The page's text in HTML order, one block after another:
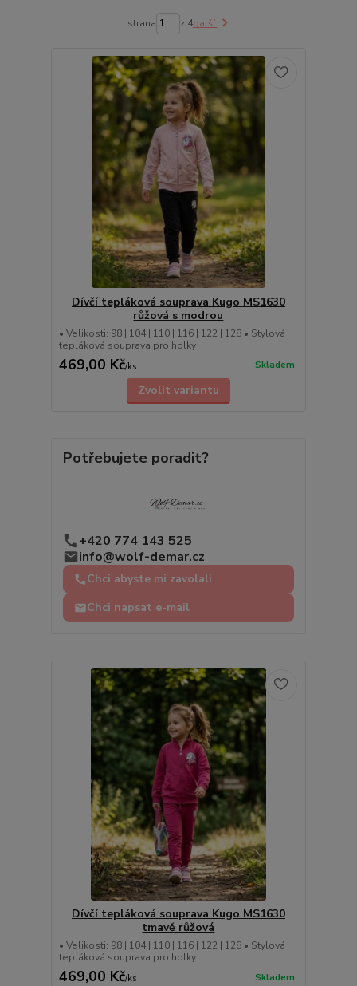
strana z 4další
Dívčí tepláková souprava Kugo MS1630
růžová s modrou
• Velikosti: 98 | 104 | 110 | 116 | 122 | 128 • Stylová
tepláková souprava pro holky
469,00 Kč/ks Skladem
Zvolit variantu
Potřebujete poradit?
+420 774 143 525
info@wolf-demar.cz
Chci abyste mi zavolali
Chci napsat e-mail
Dívčí tepláková souprava Kugo MS1630
tmavě růžová
• Velikosti: 98 | 104 | 110 | 116 | 122 | 128 • Stylová
tepláková souprava pro holky
469,00 Kč/ks Skladem